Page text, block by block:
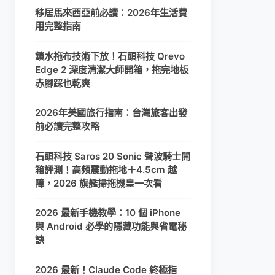
移居馬來西亞前必讀：2026年生活費
用完整指南
鎖水拖布技術下放！石頭科技 Qrevo
Edge 2 深度清潔大師開箱，拖完地板
赤腳踩也乾爽
2026年美國旅行指南：台灣旅客出發
前必讀完整攻略
石頭科技 Saros 20 Sonic 聲波騎士開
箱評測！高頻震動拖地＋4.5cm 越
障，2026 旗艦掃拖機皇一次看
2026 最新手機教學：10 個 iPhone
與 Android 必學的隱藏功能與省電秘
訣
2026 最新！Claude Code 終極指